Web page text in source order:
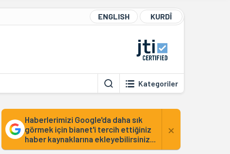
ENGLISH KURDÎ
Kategoriler
Haberlerimizi Google'da daha sık
görmek için bianet'i tercih ettiğiniz
haber kaynaklarına ekleyebilirsiniz...
×